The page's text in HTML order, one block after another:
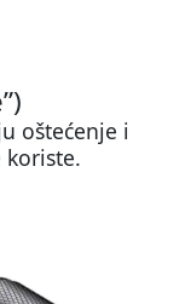
oštećenje i
koriste.